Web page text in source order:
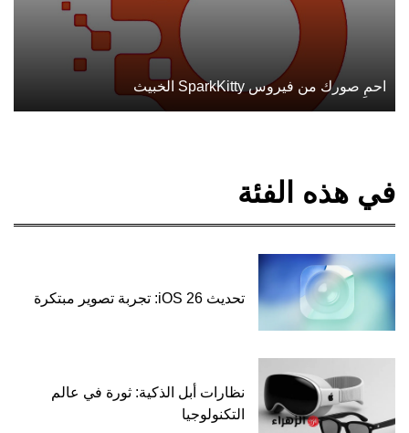
احمِ صورك من فيروس SparkKitty الخبيث
في هذه الفئة
تحديث iOS 26: تجربة تصوير مبتكرة
نظارات أبل الذكية: ثورة في عالم
التكنولوجيا